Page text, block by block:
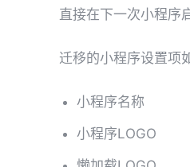
直接在下一次小程序
迁移的小程序设置项
小程序名称
小程序LOGO